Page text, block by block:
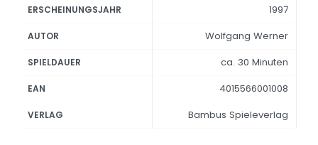
ERSCHEINUNGSJAHR 1997
AUTOR Wolfgang Werner
SPIELDAUER ca. 30 Minuten
EAN 4015566001008
VERLAG Bambus Spieleverlag